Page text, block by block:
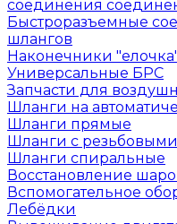
соединения
Быстроразъемные
шлангов
Наконечники
Универсальные БРС
Запчасти для
Шланги на
Шланги прямые
Шланги с
Шланги спиральные
Восстановление
Вспомогательное
Лебёдки